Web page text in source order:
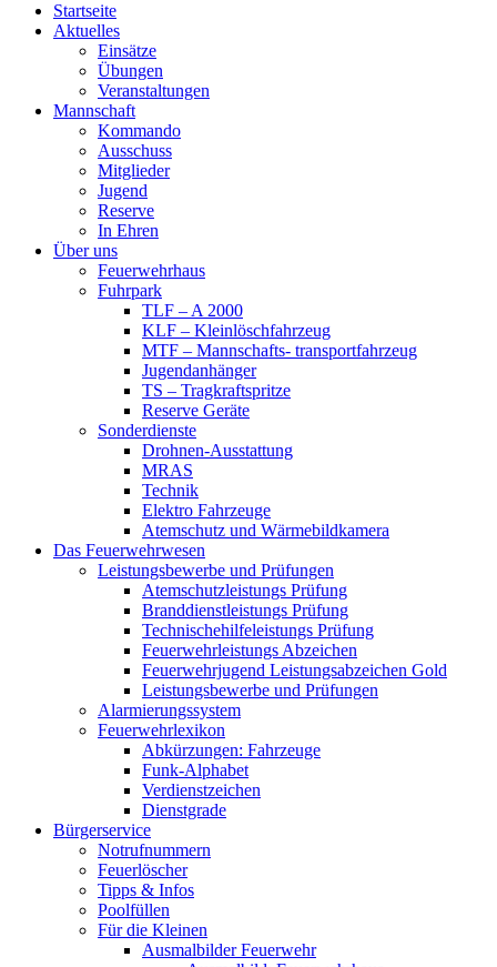
Startseite
Aktuelles
Einsätze
Übungen
Veranstaltungen
Mannschaft
Kommando
Ausschuss
Mitglieder
Jugend
Reserve
In Ehren
Über uns
Feuerwehrhaus
Fuhrpark
TLF – A 2000
KLF – Kleinlöschfahrzeug
MTF – Mannschafts- transportfahrzeug
Jugendanhänger
TS – Tragkraftspritze
Reserve Geräte
Sonderdienste
Drohnen-Ausstattung
MRAS
Technik
Elektro Fahrzeuge
Atemschutz und Wärmebildkamera
Das Feuerwehrwesen
Leistungsbewerbe und Prüfungen
Atemschutzleistungs Prüfung
Branddienstleistungs Prüfung
Technischehilfeleistungs Prüfung
Feuerwehrleistungs Abzeichen
Feuerwehrjugend Leistungsabzeichen Gold
Leistungsbewerbe und Prüfungen
Alarmierungssystem
Feuerwehrlexikon
Abkürzungen: Fahrzeuge
Funk-Alphabet
Verdienstzeichen
Dienstgrade
Bürgerservice
Notrufnummern
Feuerlöscher
Tipps & Infos
Poolfüllen
Für die Kleinen
Ausmalbilder Feuerwehr